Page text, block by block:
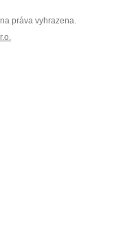
práva vyhrazena.